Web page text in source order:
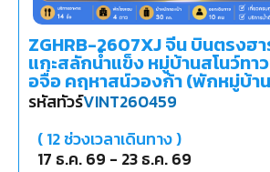
ZGHRB-2607XJ จีน บินตรงฮ
แกะสลักน้ำแข็ง หมู่บ้านสโนว์ทาว
อจื่อ คฤหาสน์วองก้า (พักหมู่บ้า
รหัสทัวร์VINT260459
(12ช่วงเวลาเดินทาง )
17 ธ.ค. 69 - 23 ธ.ค. 69